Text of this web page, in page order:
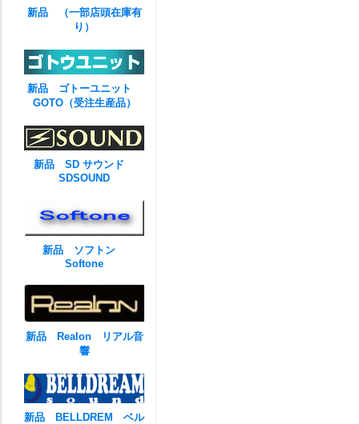
新品 （一部店頭在庫有
り）
新品 ゴトーユニット
GOTO（受注生産品）
新品 SD サウンド
SDSOUND
新品 ソフトン
Softone
新品 Realon リアル音
響
新品 BELLDREM ベル